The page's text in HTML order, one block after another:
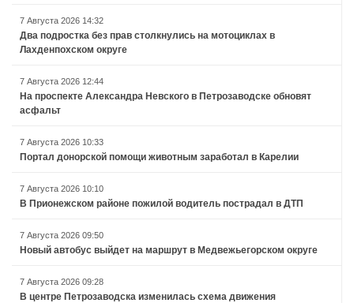
7 Августа 2026 14:32
Два подростка без прав столкнулись на мотоциклах в
Лахденпохском округе
7 Августа 2026 12:44
На проспекте Александра Невского в Петрозаводске обновят
асфальт
7 Августа 2026 10:33
Портал донорской помощи животным заработал в Карелии
7 Августа 2026 10:10
В Прионежском районе пожилой водитель пострадал в ДТП
7 Августа 2026 09:50
Новый автобус выйдет на маршрут в Медвежьегорском округе
7 Августа 2026 09:28
В центре Петрозаводска изменилась схема движения